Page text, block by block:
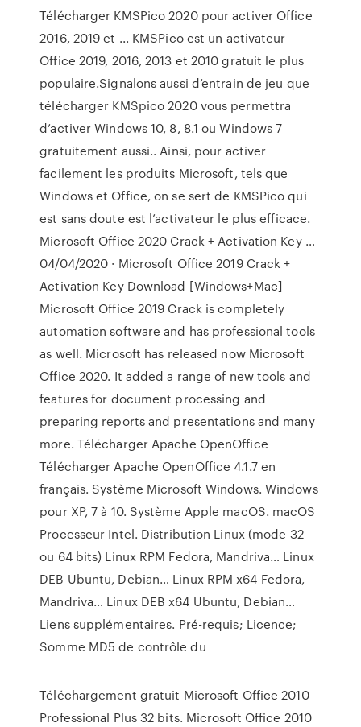
Télécharger KMSPico 2020 pour activer Office
2016, 2019 et ... KMSPico est un activateur
Office 2019, 2016, 2013 et 2010 gratuit le plus
populaire.Signalons aussi d’entrain de jeu que
télécharger KMSpico 2020 vous permettra
d’activer Windows 10, 8, 8.1 ou Windows 7
gratuitement aussi.. Ainsi, pour activer
facilement les produits Microsoft, tels que
Windows et Office, on se sert de KMSPico qui
est sans doute est l’activateur le plus efficace.
Microsoft Office 2020 Crack + Activation Key …
04/04/2020 · Microsoft Office 2019 Crack +
Activation Key Download [Windows+Mac]
Microsoft Office 2019 Crack is completely
automation software and has professional tools
as well. Microsoft has released now Microsoft
Office 2020. It added a range of new tools and
features for document processing and
preparing reports and presentations and many
more. Télécharger Apache OpenOffice
Télécharger Apache OpenOffice 4.1.7 en
français. Système Microsoft Windows. Windows
pour XP, 7 à 10. Système Apple macOS. macOS
Processeur Intel. Distribution Linux (mode 32
ou 64 bits) Linux RPM Fedora, Mandriva… Linux
DEB Ubuntu, Debian… Linux RPM x64 Fedora,
Mandriva… Linux DEB x64 Ubuntu, Debian…
Liens supplémentaires. Pré-requis; Licence;
Somme MD5 de contrôle du
Téléchargement gratuit Microsoft Office 2010
Professional Plus 32 bits. Microsoft Office 2010